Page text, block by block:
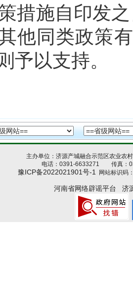
措施自印发
他同类政策
予以支持。
主办单位：济源产城融合示范区农业
电话：0391-6633271 传真：
豫ICP备2022021901号-1 网站标识码
河南省网络辟谣平台 济